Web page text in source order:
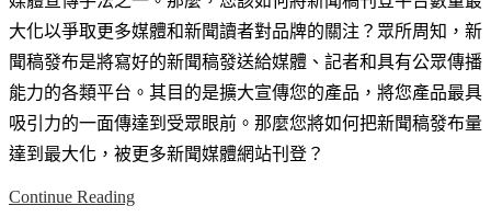
大化以爭取更多媒體和新聞讀者對品牌的關注？眾所周知，新
聞稿發布是將寫好的新聞稿發送給媒體、記者和具有公眾傳播
能力的各類平台。其目的是擴大宣傳您的產品，將您產品最具
吸引力的一面傳達到受眾眼前。那麼您將如何把新聞稿發布量
達到最大化，被更多新聞媒體網站刊登？
Continue Reading